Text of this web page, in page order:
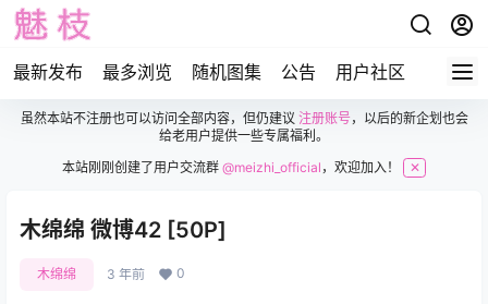
最新发布 最多浏览 随机图集 公告 用户社区
虽然本站不注册也可以访问全部内容，但仍建议 注册账号，以后的新企划也会
给老用户提供一些专属福利。
本站刚刚创建了用户交流群@meizhi_official ，欢迎加入！ ✕
木绵绵 微博42 [50P]
木绵绵 3 年前 0